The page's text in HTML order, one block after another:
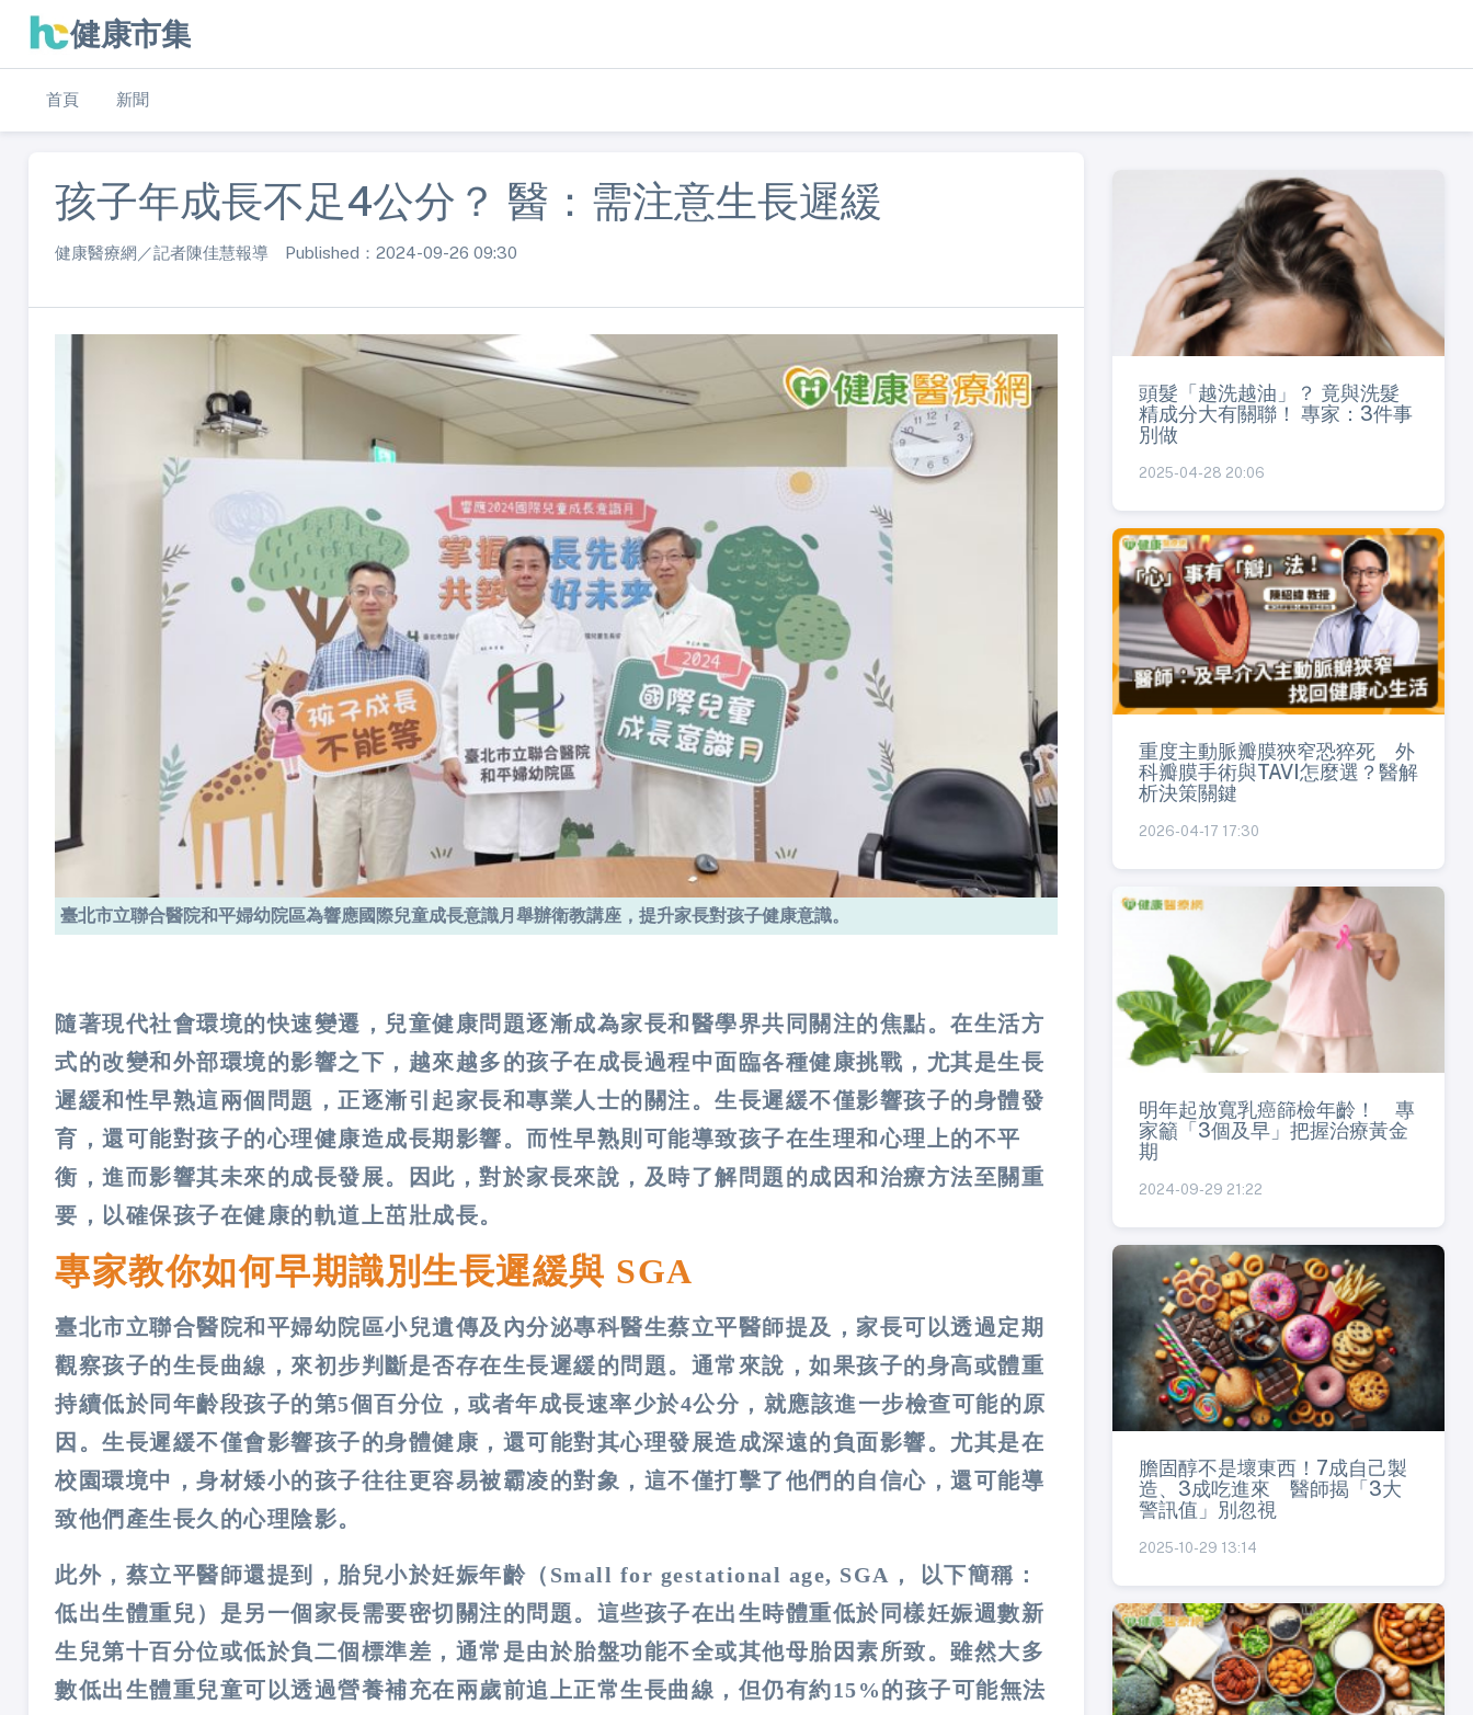
健康市集
首頁 新聞
孩子年成長不足4公分？ 醫：需注意生長遲緩
健康醫療網／記者陳佳慧報導 Published：2024-09-26 09:30
臺北市立聯合醫院和平婦幼院區為響應國際兒童成長意識月舉辦衛教講座，提升家長對孩子健康意識。
隨著現代社會環境的快速變遷，兒童健康問題逐漸成為家長和醫學界共同關注的焦點。在生活方
式的改變和外部環境的影響之下，越來越多的孩子在成長過程中面臨各種健康挑戰，尤其是生長
遲緩和性早熟這兩個問題，正逐漸引起家長和專業人士的關注。生長遲緩不僅影響孩子的身體發
育，還可能對孩子的心理健康造成長期影響。而性早熟則可能導致孩子在生理和心理上的不平
衡，進而影響其未來的成長發展。因此，對於家長來說，及時了解問題的成因和治療方法至關重
要，以確保孩子在健康的軌道上茁壯成長。
專家教你如何早期識別生長遲緩與 SGA
臺北市立聯合醫院和平婦幼院區小兒遺傳及內分泌專科醫生蔡立平醫師提及，家長可以透過定期
觀察孩子的生長曲線，來初步判斷是否存在生長遲緩的問題。通常來說，如果孩子的身高或體重
持續低於同年齡段孩子的第5個百分位，或者年成長速率少於4公分，就應該進一步檢查可能的原
因。生長遲緩不僅會影響孩子的身體健康，還可能對其心理發展造成深遠的負面影響。尤其是在
校園環境中，身材矮小的孩子往往更容易被霸凌的對象，這不僅打擊了他們的自信心，還可能導
致他們產生長久的心理陰影。
此外，蔡立平醫師還提到，胎兒小於妊娠年齡（Small for gestational age, SGA， 以下簡稱：
低出生體重兒）是另一個家長需要密切關注的問題。這些孩子在出生時體重低於同樣妊娠週數新
生兒第十百分位或低於負二個標準差，通常是由於胎盤功能不全或其他母胎因素所致。雖然大多
數低出生體重兒童可以透過營養補充在兩歲前追上正常生長曲線，但仍有約15%的孩子可能無法
頭髮「越洗越油」？ 竟與洗髮
精成分大有關聯！ 專家：3件事
別做
2025-04-28 20:06
重度主動脈瓣膜狹窄恐猝死 外
科瓣膜手術與TAVI怎麼選？醫解
析決策關鍵
2026-04-17 17:30
明年起放寬乳癌篩檢年齡！ 專
家籲「3個及早」把握治療黃金
期
2024-09-29 21:22
膽固醇不是壞東西！7成自己製
造、3成吃進來 醫師揭「3大
警訊值」別忽視
2025-10-29 13:14